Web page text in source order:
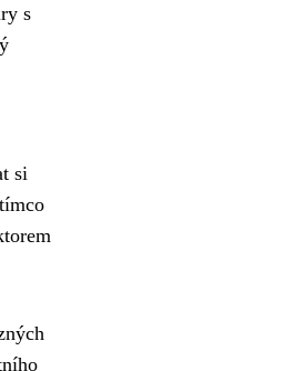
s
si